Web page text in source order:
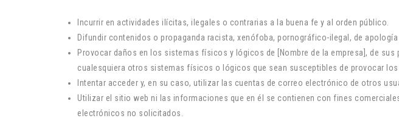
Incurrir en actividades ilícitas, ilegales o contrarias a la buena fe y al orden público.
Difundir contenidos o propaganda racista, xenófoba, pornográfico-ilegal, de
Provocar daños en los sistemas físicos y lógicos de [Nombre de la empresa], de
cualesquiera otros sistemas físicos o lógicos que sean susceptibles de provocar
Intentar acceder y, en su caso, utilizar las cuentas de correo electrónico de otros
Utilizar el sitio web ni las informaciones que en él se contienen con fines
electrónicos no solicitados.